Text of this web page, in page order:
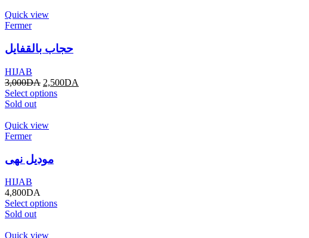
Quick view
Fermer
حجاب بالقفايل
HIJAB
3,000DA 2,500DA
Select options
Sold out
Quick view
Fermer
موديل نهى
HIJAB
4,800DA
Select options
Sold out
Quick view